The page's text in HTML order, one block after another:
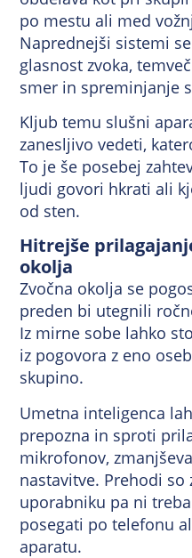
po mestu ali med
Naprednejši sistemi
glasnost zvoka,
smer in spreminjanje
Kljub temu slušni
zanesljivo vedeti,
To je še posebej
ljudi govori hkrati ali
od sten.
Hitrejše
okolja
Zvočna okolja se
preden bi utegnili
Iz mirne sobe lahko
iz pogovora z eno
skupino.
Umetna inteligenca
prepozna in sproti
mikrofonov,
nastavitve. Prehodi
uporabniku pa ni
posegati po telefonu
aparatu.